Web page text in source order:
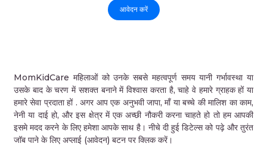
आवेदन करें
MomKidCare महिलाओं को उनके सबसे महत्वपूर्ण समय यानी गर्भावस्था या
उसके बाद के चरण में सशक्त बनाने में विश्वास करता है, चाहे वे हमारे ग्राहक हों या
हमारे सेवा प्रदाता हों . अगर आप एक अनुभवी जापा, माँ या बच्चे की मालिश का काम,
नेनी या दाई हो, और इस क्षेत्र में एक अच्छी नौकरी करना चाहते हो तो हम आपकी
इसमे मदद करने के लिए हमेशा आपके साथ है। नीचे दी हुई डिटेल्स को पढ़े और तुरंत
जॉब पाने के लिए अप्लाई (आवेदन) बटन पर क्लिक करें।